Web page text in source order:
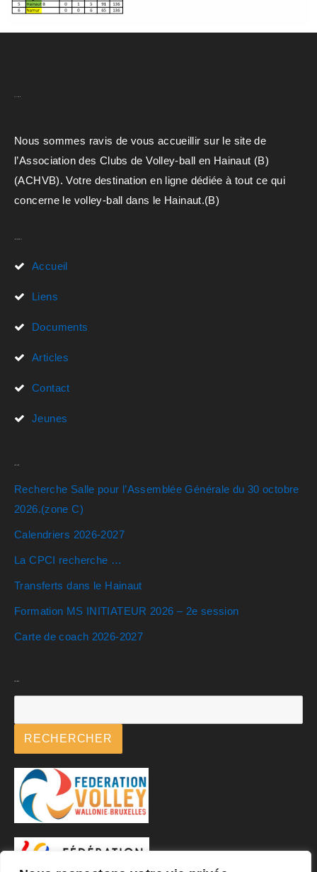
Nous sommes ravis de vous accueillir sur le site de
l’Association des Clubs de Volley-ball en Hainaut (B)
(ACHVB). Votre destination en ligne dédiée à tout ce qui
concerne le volley-ball dans le Hainaut.(B)
Accueil
Liens
Documents
Articles
Contact
Jeunes
Recherche Salle pour l’Assemblée Générale du 30 octobre
2026.(zone C)
Calendriers 2026-2027
La CPCI recherche …
Transferts dans le Hainaut
Formation MS INITIATEUR 2026 – 2e session
Carte de coach 2026-2027
RECHERCHER